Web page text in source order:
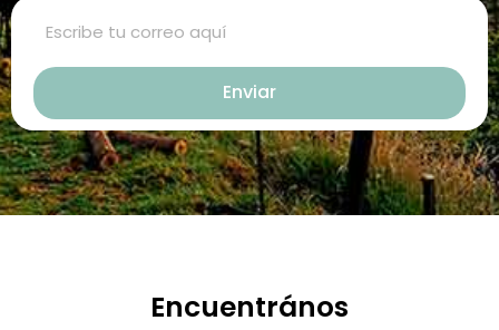
可幫助你保持足夠就的勃起時
以延長你的性生活時間。
在醫學界和陽痿病患期望下，
士作為新一批藥物，有其優良
。
Enviar
Encuentrános